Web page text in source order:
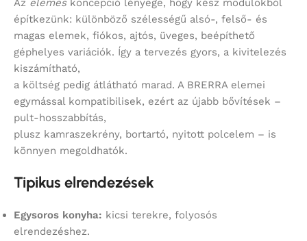
Az elemeskoncepció lényege, hogy kész modulokból
építkezünk: különböző szélességű alsó-, felső- és
magas elemek, fiókos, ajtós, üveges, beépíthető
géphelyes variációk. Így a tervezés gyors, a kivitelezés
kiszámítható,
a költség pedig átlátható marad. A BRERRA elemei
egymással kompatibilisek, ezért az újabb bővítések –
pult-hosszabbítás,
plusz kamraszekrény, bortartó, nyitott polcelem – is
könnyen megoldhatók.
Tipikus elrendezések
Egysoros konyha: kicsi terekre, folyosós
elrendezéshez.